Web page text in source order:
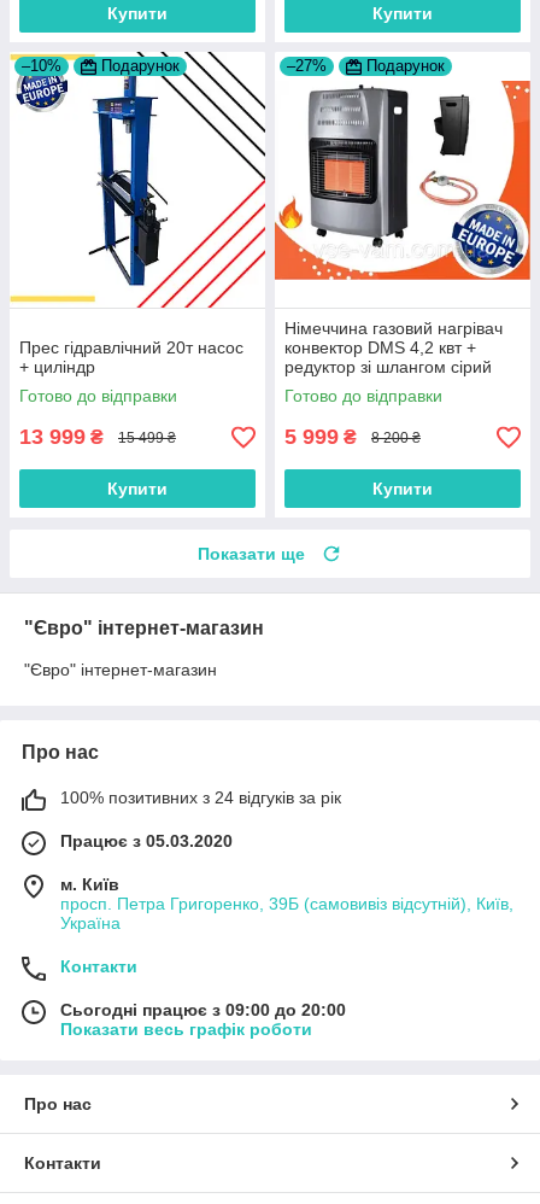
Купити Купити
–10% Подарунок
Прес гідравлічний 20т насос
+ циліндр
Готово до відправки
13 999 ₴ 15 499 ₴
Купити
–27% Подарунок
Німеччина газовий нагрівач
конвектор DMS 4,2 квт +
редуктор зі шлангом сірий
колір
Готово до відправки
5 999 ₴ 8 200 ₴
Купити
Показати ще
"Євро" інтернет-магазин
"Євро" інтернет-магазин
Про нас
100% позитивних з 24 відгуків за рік
Працює з 05.03.2020
м. Київ
просп. Петра Григоренко, 39Б (самовивіз відсутній), Київ,
Україна
Контакти
Сьогодні працює з 09:00 до 20:00
Показати весь графік роботи
Про нас
Контакти